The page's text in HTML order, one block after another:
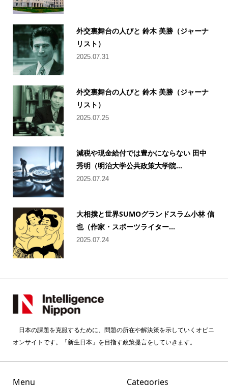
外交裏舞台の人びと 鈴木 美勝（ジャーナ
リスト）
2025.07.31
外交裏舞台の人びと 鈴木 美勝（ジャーナ
リスト）
2025.07.25
減税や現金給付では豊かにならない 田中
秀明（明治大学公共政策大学院...
2025.07.24
大相撲と世界SUMOグランドスラム小林 信
也（作家・スポーツライター...
2025.07.24
日本の課題を克服するために、問題の所在や解決策を示していくオピニ
オンサイトです。「新生日本」を目指す政策提言をしていきます。
Menu Categories